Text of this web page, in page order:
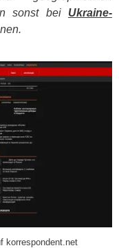
sonst bei Ukraine-
korrespondent.net